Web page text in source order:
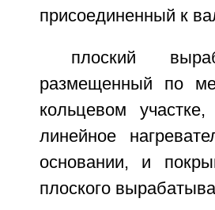
присоединенный к
плоский
размещенный по
кольцевом
линейное
основании, и
плоского